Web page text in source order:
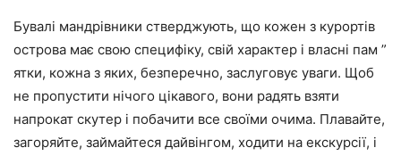
Бувалі мандрівники стверджують, що кожен з курортів
острова має свою специфіку, свій характер і власні пам ”
ятки, кожна з яких, безперечно, заслуговує уваги. Щоб
не пропустити нічого цікавого, вони радять взяти
напрокат скутер і побачити все своїми очима. Плавайте,
загоряйте, займайтеся дайвінгом, ходити на екскурсії, і